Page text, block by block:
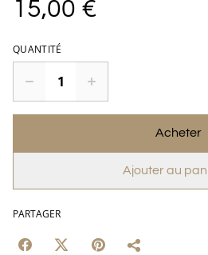
15,00 €
QUANTITÉ
Acheter
Ajouter au
PARTAGER